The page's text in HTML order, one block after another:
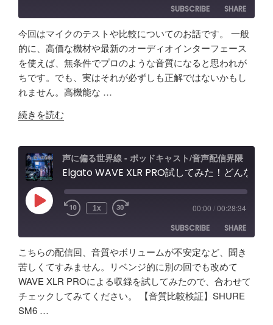
SUBSCRIBE
SHARE
Amazon
Apple Podcasts
RSS
Spotify
RSS FEED
SHARE
LINK
EMBED
今回はマイクのテストや比較についてのお話です。 一般
的に、高価な機材や最新のオーディオインターフェース
を使えば、無条件でプロのような音質になると思われが
ちです。でも、実はそれが必ずしも正解ではないかもし
れません。高機能な …
"【音
較
検
証】
SHURE
SM63
AM8
Elgato
Wave
XLR
続きを読む
声に偏る世界線 - ポッドキャスト/音声配信界隈
Play
Episode 1x 00:00 /00:28:34
SUBSCRIBE
SHARE
Amazon Apple Podcasts
RSS Spotify
RSS FEED
SHARE
LINK
EMBED
こちらの配信回、音質やボリュームが不安定など、聞き
苦しくてすみません。リベンジ的に別の回でも改めて
WAVE XLR PROによる収録を試してみたので、合わせて
チェックしてみてください。 【音質比較検証】SHURE
SM6 …